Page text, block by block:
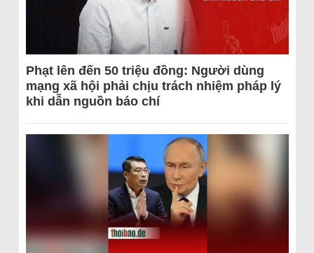
Phạt lên đến 50 triệu đồng: Người dùng
mạng xã hội phải chịu trách nhiệm pháp lý
khi dẫn nguồn báo chí